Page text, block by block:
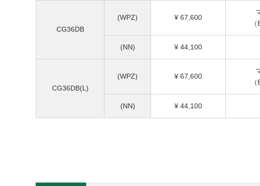
CG36DB
(WPZ) ¥ 67,600
(NN) ¥ 44,100
CG36DB(L)
(WPZ) ¥ 67,600
(NN) ¥ 44,100